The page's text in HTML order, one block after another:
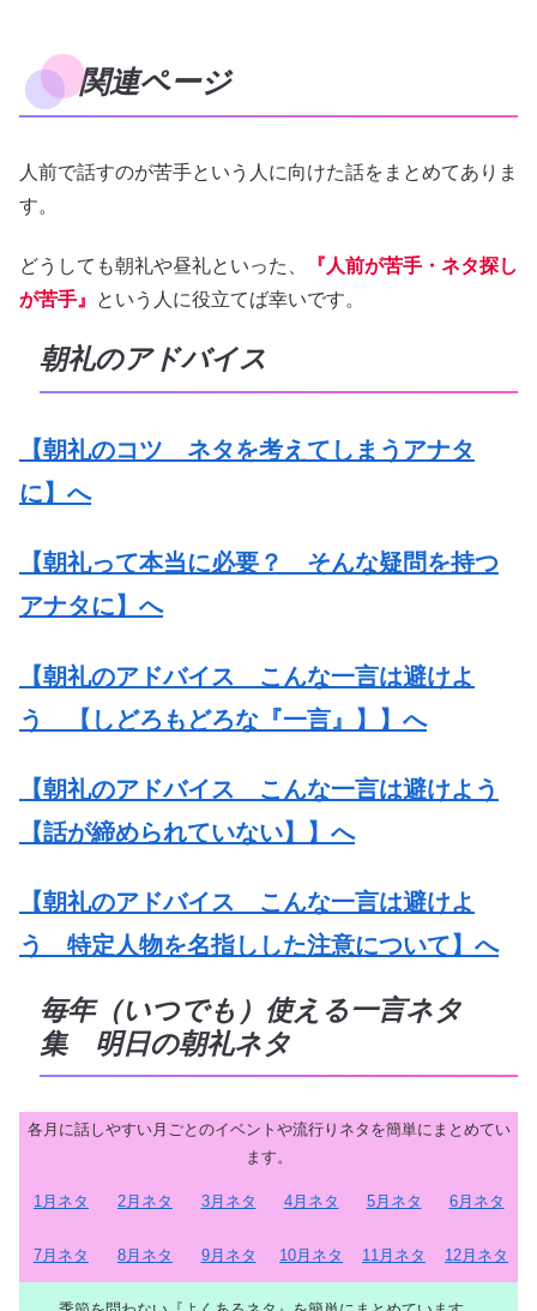
関連ページ
人前で話すのが苦手という人に向けた話をまとめてありま
す。
どうしても朝礼や昼礼といった、
『人前が苦手・ネタ探し
が苦手』
という人に役立てば幸いです。
朝礼のアドバイス
【朝礼のコツ ネタを考えてしまうアナタ
に】へ
【朝礼って本当に必要？ そんな疑問を持つ
アナタに】へ
【朝礼のアドバイス こんな一言は避けよ
う 【しどろもどろな『一言』】】へ
【朝礼のアドバイス こんな一言は避けよう
【話が締められていない】】へ
【朝礼のアドバイス こんな一言は避けよ
う 特定人物を名指しした注意について】へ
毎年（いつでも）使える一言ネタ
集 明日の朝礼ネタ
各月に話しやすい月ごとのイベントや流行りネタを簡単にまとめてい
ます。
1月ネタ 2月ネタ 3月ネタ 4月ネタ 5月ネタ 6月ネタ
7月ネタ 8月ネタ 9月ネタ 10月ネタ 11月ネタ 12月ネタ